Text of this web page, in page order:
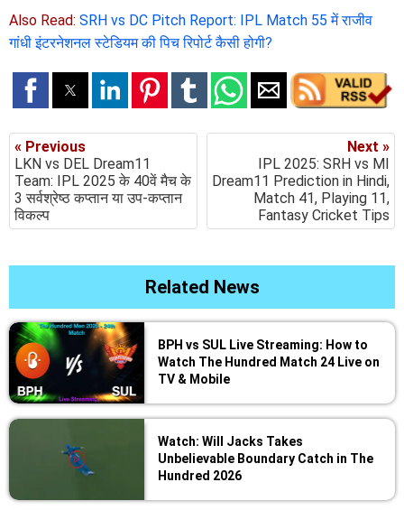
Also Read: SRH vs DC Pitch Report: IPL Match 55 में राजीव
गांधी इंटरनेशनल स्टेडियम की पिच रिपोर्ट कैसी होगी?
« Previous
LKN vs DEL Dream11
Team: IPL 2025 के 40वें मैच के
3 सर्वश्रेष्ठ कप्तान या उप-कप्तान
विकल्प
Next »
IPL 2025: SRH vs MI
Dream11 Prediction in Hindi,
Match 41, Playing 11,
Fantasy Cricket Tips
Related News
BPH vs SUL Live Streaming: How to
Watch The Hundred Match 24 Live on
TV & Mobile
Watch: Will Jacks Takes
Unbelievable Boundary Catch in The
Hundred 2026